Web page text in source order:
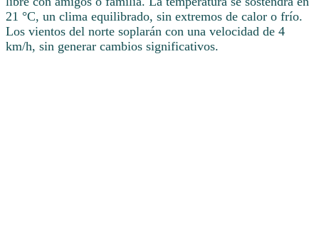
21 °C, un clima equilibrado, sin extremos de calor o frío.
Los vientos del norte soplarán con una velocidad de 4
km/h, sin generar cambios significativos.